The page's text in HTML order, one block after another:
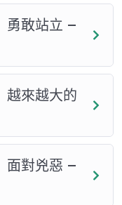
勇敢站立 –
越來越大的
面對兇惡 –